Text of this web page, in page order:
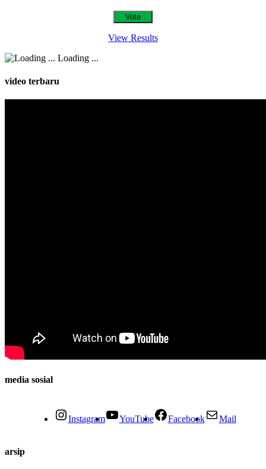
View Results
Loading ...
video terbaru
media sosial
Instagram YouTube Facebook Mail
arsip